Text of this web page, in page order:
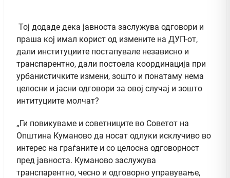
Тој додаде дека јавноста заслужува одговори и
праша кој имал корист од измените на ДУП-от,
дали институциите постапувале независно и
транспарентно, дали постоела координација при
урбанистичките измени, зошто и понатаму нема
целосни и јасни одговори за овој случај и зошто
интитуциите молчат?
„Ги повикуваме и советниците во Советот на
Општина Куманово да носат одлуки исклучиво во
интерес на граѓаните и со целосна одговорност
пред јавноста. Куманово заслужува
транспарентно, чесно и одговорно управување,